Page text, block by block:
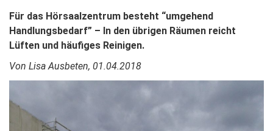
Für das Hörsaalzentrum besteht “umgehend
Handlungsbedarf” – In den übrigen Räumen reicht
Lüften und häufiges Reinigen.
Von Lisa Ausbeten, 01.04.2018